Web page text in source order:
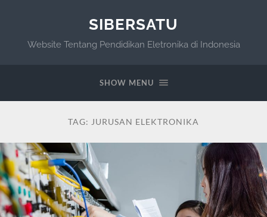
SIBERSATU
Website Tentang Pendidikan Eletronika di Indonesia
SHOW MENU
TAG: JURUSAN ELEKTRONIKA